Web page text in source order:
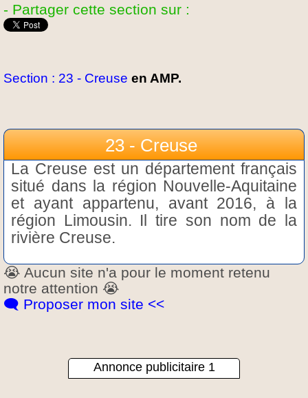
- Partager cette section sur :
Section : 23 - Creuse en AMP.
23 - Creuse
La Creuse est un département français
situé dans la région Nouvelle-Aquitaine
et ayant appartenu, avant 2016, à la
région Limousin. Il tire son nom de la
rivière Creuse.
😭 Aucun site n'a pour le moment retenu
notre attention 😭
🗨️ Proposer mon site <<
Annonce publicitaire 1